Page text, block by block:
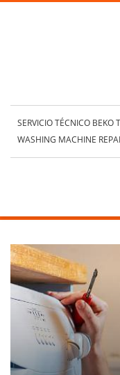
SERVICIO TÉCNICO BEKO
WASHING MACHINE